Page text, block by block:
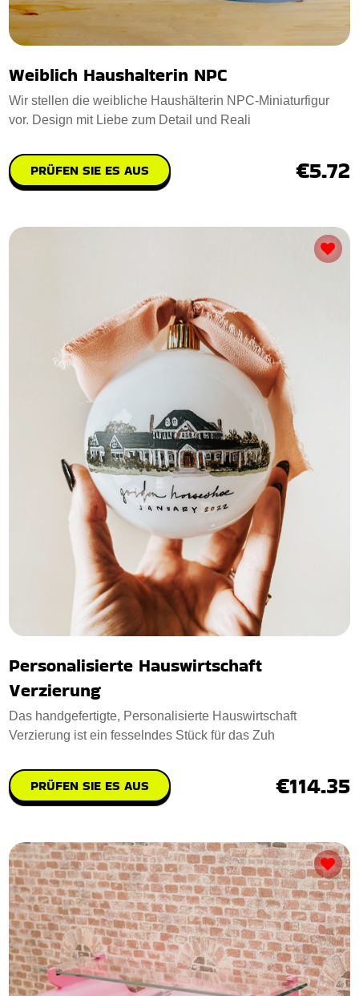
Weiblich Haushalterin NPC
Wir stellen die weibliche Haushälterin NPC-Miniaturfigur
vor. Design mit Liebe zum Detail und Reali
PRÜFEN SIE ES AUS €5.72
Personalisierte Hauswirtschaft
Verzierung
Das handgefertigte, Personalisierte Hauswirtschaft
Verzierung ist ein fesselndes Stück für das Zuh
PRÜFEN SIE ES AUS €114.35